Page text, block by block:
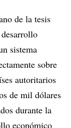
de la tesis
sistema
sobre
autoritarios
de mil dólares
durante la
económico